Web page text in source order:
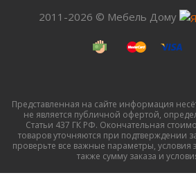
2011-2026 © Мебель Дому
Представленная на сайте информация
не является публичной офертой,
Статьи 437 ГК РФ. Окончательная
товаров уточняются при подтверждении
проверьте все важные параметры, условия
также сумму заказа и